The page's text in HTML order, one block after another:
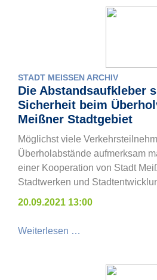
STADT MEISSEN ARCHIV
Die Abstandsaufkleber
Sicherheit beim
Meißner Stadtgebiet
Möglichst viele
Überholabstände aufmerksam
einer Kooperation von Stadt
Stadtwerken und
20.09.2021 13:00
Weiterlesen …